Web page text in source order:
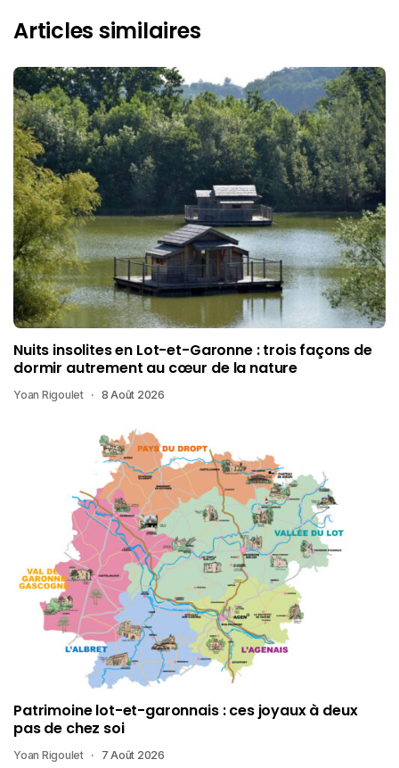
Articles similaires
Nuits insolites en Lot-et-Garonne : trois façons de
dormir autrement au cœur de la nature
Yoan Rigoulet 8 Août 2026
Patrimoine lot-et-garonnais : ces joyaux à deux
pas de chez soi
Yoan Rigoulet 7 Août 2026